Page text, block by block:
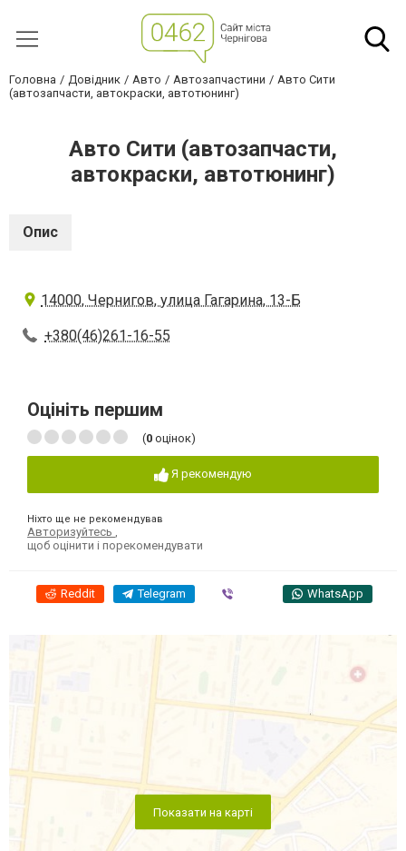
Головна Довідник Авто Автозапчастини
Авто Сити
(автозапчасти, автокраски, автотюнинг)
Авто Сити (автозапчасти,
автокраски, автотюнинг)
Опис
14000, Чернигов, улица Гагарина, 13-Б
+380(46)261-16-55
Оцініть першим
(0 оцінок)
Я рекомендую
Ніхто ще не рекомендував
Авторизуйтесь
щоб оцінити і порекомендувати
Reddit Telegram WhatsApp
Показати на карті